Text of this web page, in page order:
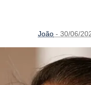
João - 30/06/